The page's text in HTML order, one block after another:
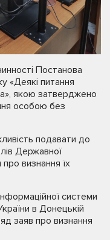
Постанова
«Деякі питання
якою затверджено
особою без
подавати до
Державної
про визнання їх
системи
в Донецькій
заяв про визнання